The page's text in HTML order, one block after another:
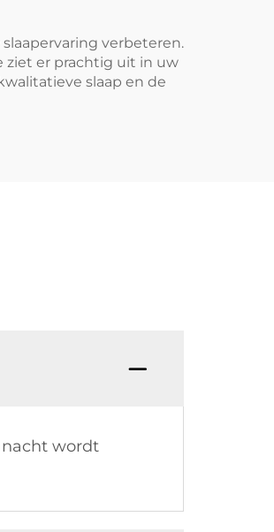
verbeteren.
ziet er prachtig uit in uw
slaap en de
wordt